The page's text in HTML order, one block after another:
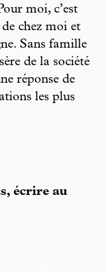
moi, c’est
chez moi et
Sans famille
de la société
réponse de
les plus
écrire au